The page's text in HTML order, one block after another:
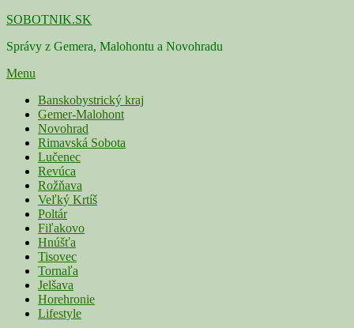
Skip
content
SOBOTNIK.SK
Správy z Gemera, Malohontu a Novohradu
Menu
Primárne
menu
Banskobystrický kraj
Gemer-Malohont
Novohrad
Rimavská Sobota
Lučenec
Revúca
Rožňava
Veľký Krtíš
Poltár
Fiľakovo
Hnúšťa
Tisovec
Tornaľa
Jelšava
Horehronie
Lifestyle